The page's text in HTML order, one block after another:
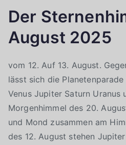
Der
August 2025
vom 12. Auf 13. August.
lässt sich die
Venus Jupiter Saturn Uranus
Morgenhimmel des 20.
und Mond zusammen am
des 12. August stehen